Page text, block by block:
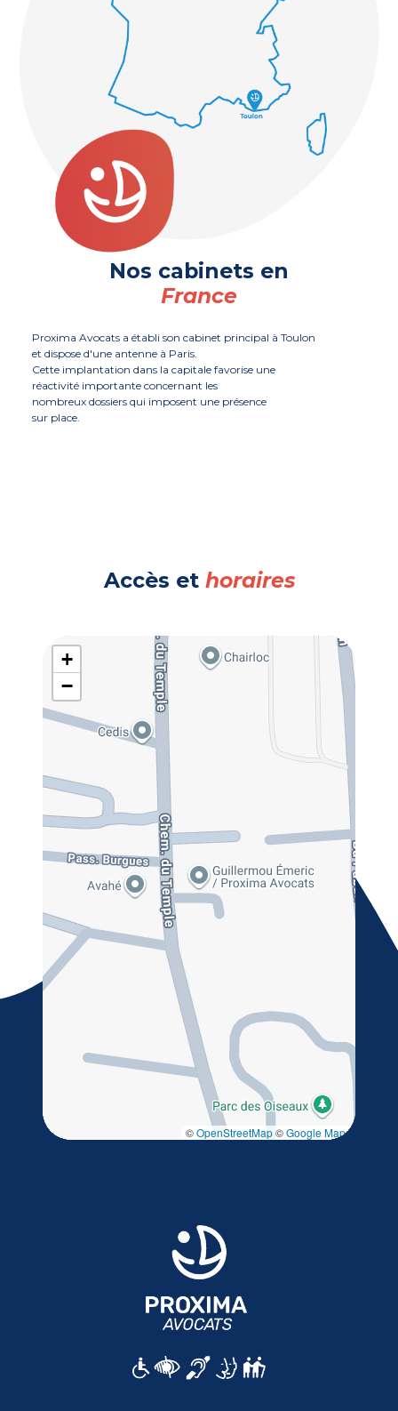
Nos cabinets en
France
Proxima Avocats a établi son cabinet principal à Toulon
et dispose d'une antenne à Paris.
Cette implantation dans la capitale favorise une
réactivité importante concernant les
nombreux dossiers qui imposent une présence
sur place.
Accès ethoraires
+
−
©OpenStreetMap©Google Maps